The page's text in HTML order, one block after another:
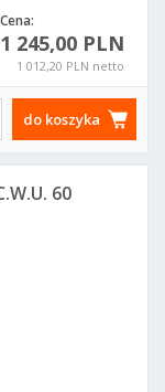
Cena:
1 245,00 PLN
1 012,20 PLN netto
do koszyka
60